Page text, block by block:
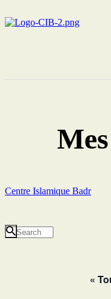
Centre Islamique Badr
«